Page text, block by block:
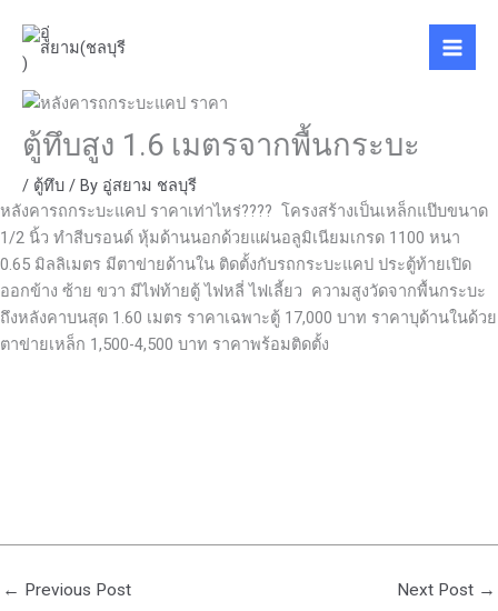
content
ตู้ทึบสูง 1.6 เมตรจากพื้นกระบะ
/ ตู้ทึบ / By อู่สยาม ชลบุรี
หลังคารถกระบะแคป ราคาเท่าไหร่???? โครงสร้างเป็นเหล็กแป๊บขนาด
1/2 นิ้ว ทำสีบรอนด์ หุ้มด้านนอกด้วยแผ่นอลูมิเนียมเกรด 1100 หนา
0.65 มิลลิเมตร มีตาข่ายด้านใน ติดตั้งกับรถกระบะแคป ประตู้ท้ายเปิด
ออกข้าง ซ้าย ขวา มีไฟท้ายตู้ ไฟหลี่ ไฟเลี้ยว ความสูงวัดจากพื้นกระบะ
ถึงหลังคาบนสุด 1.60 เมตร ราคาเฉพาะตู้ 17,000 บาท ราคาบุด้านในด้วย
ตาข่ายเหล็ก 1,500-4,500 บาท ราคาพร้อมติดตั้ง
← Previous Post Next Post →